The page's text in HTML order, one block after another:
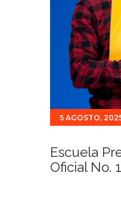
Contacto
5 AGOSTO,
Escuela
Oficial No.